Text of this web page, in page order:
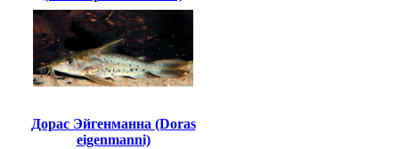
Дорас Эйгенманна (Doras
eigenmanni)